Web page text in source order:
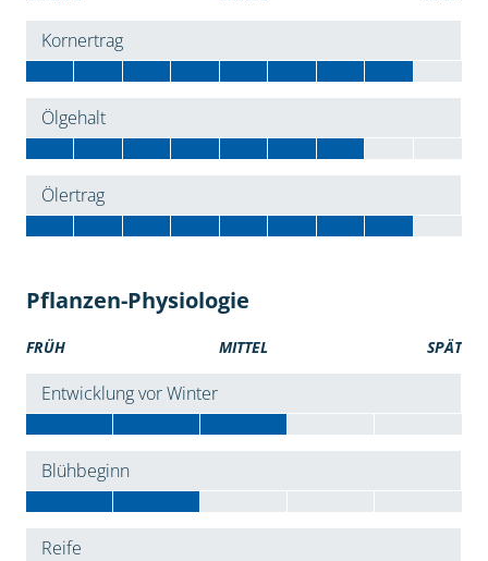
Kornertrag
Ölgehalt
Ölertrag
Pflanzen-Physiologie
FRÜH MITTEL SPÄT
Entwicklung vor Winter
Blühbeginn
Reife